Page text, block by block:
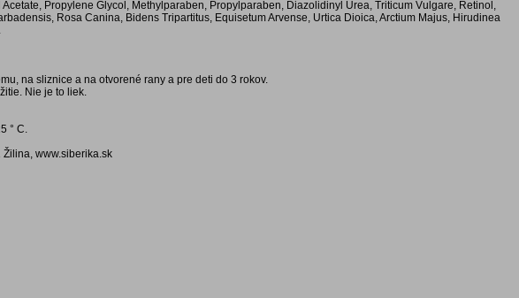
Propylene Glycol, Methylparaben, Propylparaben, Diazolidinyl Urea, Triticum Vulgare, Retinol,
Rosa Canina, Bidens Tripartitus, Equisetum Arvense, Urtica Dioica, Arctium Majus, Hirudinea
na sliznice a na otvorené rany a pre deti do 3 rokov.
Nie je to liek.
° C.
Žilina, www.siberika.sk